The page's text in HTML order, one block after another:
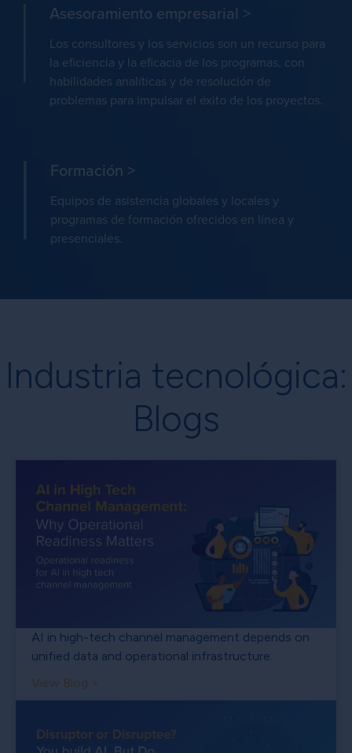
Asesoramiento empresarial >
Los consultores y los servicios son un recurso para
la eficiencia y la eficacia de los programas, con
habilidades analíticas y de resolución de
problemas para impulsar el éxito de los proyectos.
Formación >
Equipos de asistencia globales y locales y
programas de formación ofrecidos en línea y
presenciales.
Industria tecnológica:
Blogs
AI in high-tech channel management depends on
unified data and operational infrastructure.
View Blog >